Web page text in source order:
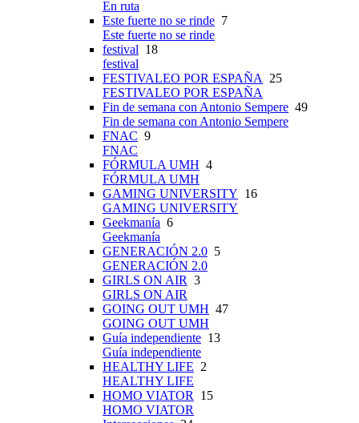
En ruta
Este fuerte no se rinde 7
Este fuerte no se rinde
festival 18
festival
FESTIVALEO POR ESPAÑA 25
FESTIVALEO POR ESPAÑA
Fin de semana con Antonio Sempere 49
Fin de semana con Antonio Sempere
FNAC 9
FNAC
FÓRMULA UMH 4
FÓRMULA UMH
GAMING UNIVERSITY 16
GAMING UNIVERSITY
Geekmanía 6
Geekmanía
GENERACIÓN 2.0 5
GENERACIÓN 2.0
GIRLS ON AIR 3
GIRLS ON AIR
GOING OUT UMH 47
GOING OUT UMH
Guía independiente 13
Guía independiente
HEALTHY LIFE 2
HEALTHY LIFE
HOMO VIATOR 15
HOMO VIATOR